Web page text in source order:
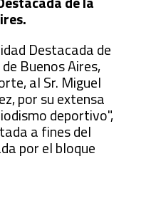
Destacada de
Buenos Aires,
al Sr. Miguel
por su extensa
deportivo",
a fines del
por el bloque